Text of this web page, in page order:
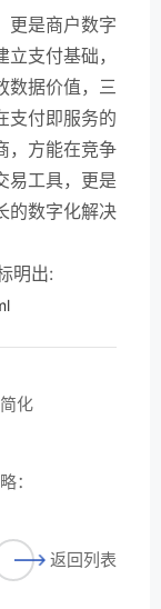
更是商户数字
支付基础，
数据价值，三
支付即服务的
，方能在竞争
易工具，更是
的数字化解决
明出:
化
：
返回列表